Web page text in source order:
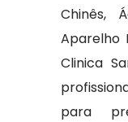
Chinês,
Aparelho
Clinica
para